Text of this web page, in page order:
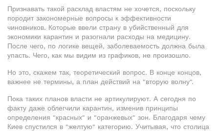
Признавать такой расклад властям не хочется, поскольку
породит закономерные вопросы к эффективности
чиновников. Которые ввели страну в убийственный для
экономики карантин и разогнали расходы на медицину.
После чего, по логике вещей, заболеваемость должна была
упасть. Чего, как мы видим из графиков, не произошло.
Но это, скажем так, теоретический вопрос. В конце концов,
важнее не термины, а план действий на "вторую волну".
Пока таких планов власти не артикулируют. А сегодня по
факту даже облегчили карантин, изменив принципы
определения "красных" и "оранжевых" зон. Благодаря чему
Киев спустился в "желтую" категорию. Учитывая, что столица